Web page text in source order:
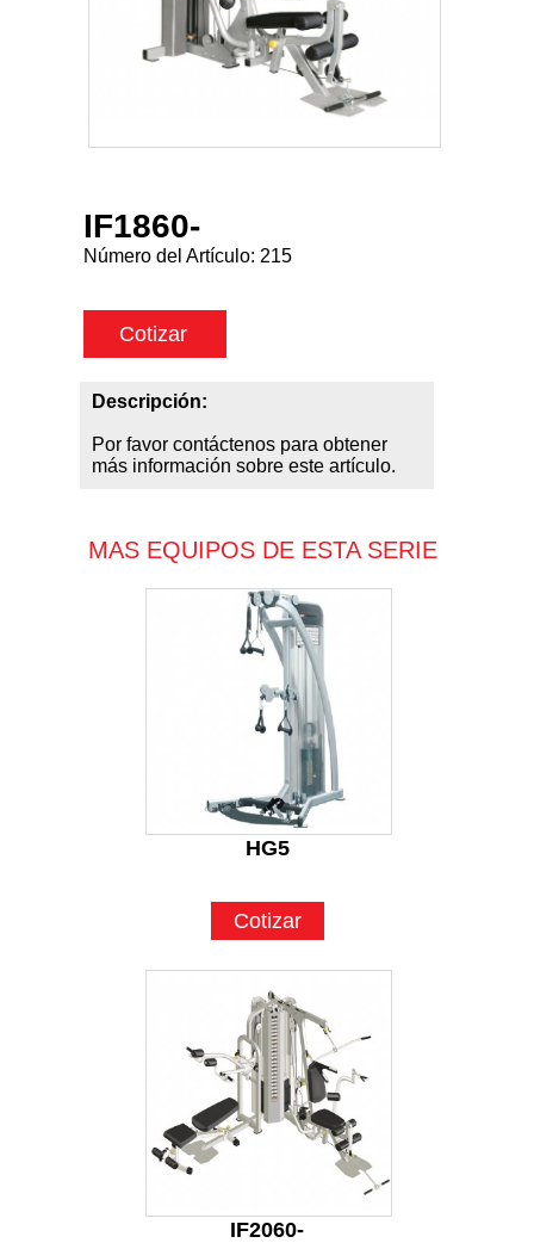
IF1860-
Número del Artículo: 215
Cotizar
Descripción:
Por favor contáctenos para obtener
más información sobre este artículo.
MAS EQUIPOS DE ESTA SERIE
HG5
Cotizar
IF2060-